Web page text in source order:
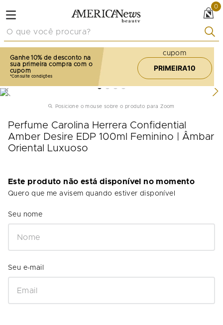
0
Ganhe 10% de desconto na
sua primeira compra com o
cupom
cupom
PRIMEIRA10
Posicione o mouse sobre o produto para Zoom
Perfume Carolina Herrera Confidential
Amber Desire EDP 100ml Feminino | Âmbar
Oriental Luxuoso
Este produto não está disponível no momento
Quero que me avisem quando estiver disponível